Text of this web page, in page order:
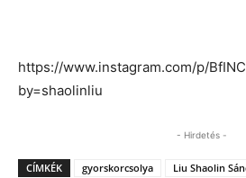
https://www.instagram.com/p/
by=shaolinliu
- Hirdetés -
CÍMKÉK gyorskorcsolya Liu Shaolin